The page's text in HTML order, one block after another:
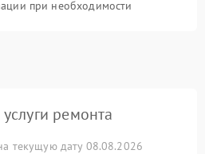
при необходимости
ремонта
текущую дату 08.08.2026